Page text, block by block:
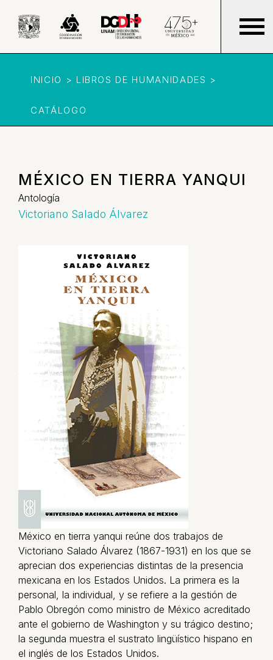
INICIO > LIBROS DE HUMANIDADES >
CATÁLOGO
MÉXICO EN TIERRA YANQUI
Antología
Victoriano Salado Álvarez
México en tierra yanqui reúne dos trabajos de
Victoriano Salado Álvarez (1867-1931) en los que se
aprecian dos experiencias distintas de la presencia
mexicana en los Estados Unidos. La primera es la
personal, la individual, y se refiere a la gestión de
Pablo Obregón como ministro de México acreditado
ante el gobierno de Washington y su trágico destino;
la segunda muestra el sustrato lingüístico hispano en
el inglés de los Estados Unidos.